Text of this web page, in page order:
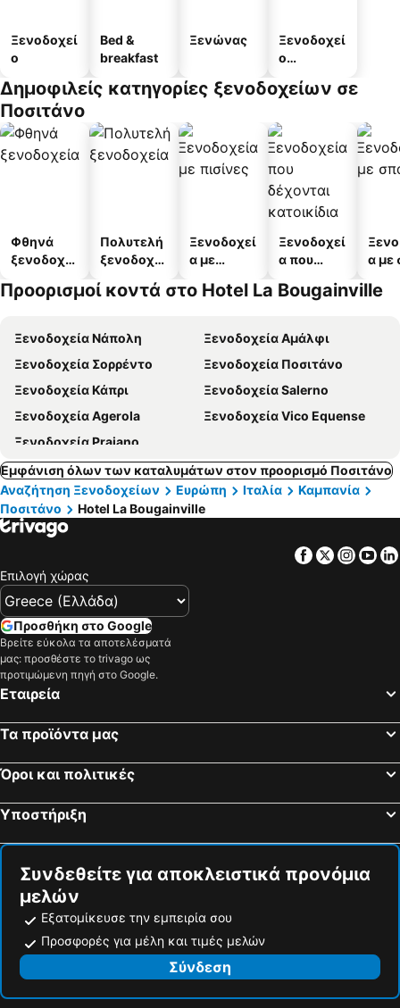
Ξενοδοχεί
ο
Bed &
breakfast
Ξενώνας
Ξενοδοχεί
ο
άτων
Δημοφιλείς κατηγορίες ξενοδοχείων σε
Ποσιτάνο
Φθηνά
ξενοδοχεί
Πολυτελή
ξενοδοχεί
Ξενοδοχεί
α με
Ξενοδοχεί
α που
κατοικίδι
α με
Προορισμοί κοντά στο Hotel La Bougainville
Ξενοδοχεία Νάπολη
Ξενοδοχεία Αμάλφι
Ξενοδοχεία Σορρέντο
Ξενοδοχεία Ποσιτάνο
Ξενοδοχεία Κάπρι
Ξενοδοχεία Salerno
Ξενοδοχεία Agerola
Ξενοδοχεία Vico Equense
Ξενοδοχεία Praiano
Εμφάνιση όλων των καταλυμάτων στον προορισμό Ποσιτάνο
Αναζήτηση Ξενοδοχείων
Ευρώπη Ιταλία
Καμπανία
Ποσιτάνο
Hotel La Bougainville
Facebook
Twitter
Επιλογή χώρας
Προσθήκη στο Google
Βρείτε εύκολα τα αποτελέσματά
μας: προσθέστε το trivago ως
προτιμώμενη πηγή στο Google.
Εταιρεία
Τα προϊόντα μας
Όροι και πολιτικές
Υποστήριξη
Συνδεθείτε για αποκλειστικά προνόμια
μελών
Εξατομίκευσε την εμπειρία σου
Προσφορές για μέλη και τιμές μελών
Σύνδεση